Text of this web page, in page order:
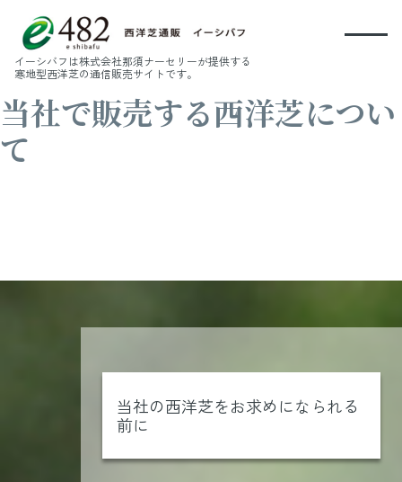
イーシバフは株式会社那須ナーセリーが提供する
寒地型西洋芝の通信販売サイトです。
当社で販売する西洋芝につい
て
当社の西洋芝をお求めになられる
前に